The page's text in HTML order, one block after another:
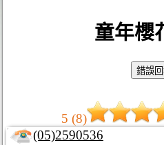
童年櫻
5 (8)
(05)2590536